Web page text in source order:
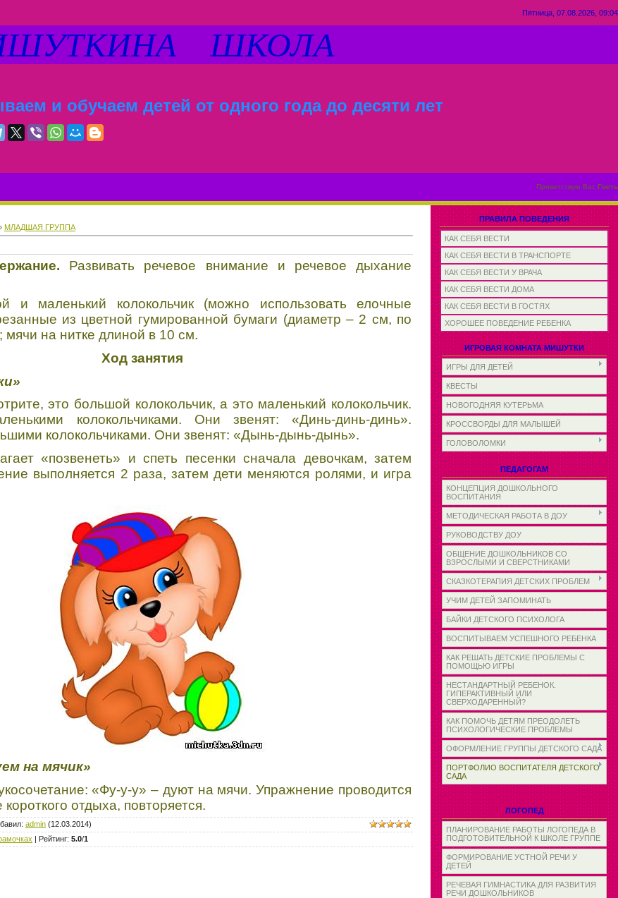
Пятница, 07.08.2026, 09:04
ШКОЛА
и обучаем детей от одного года до десяти лет
Приветствую Вас Гость
МЛАДШАЯ ГРУППА
Развивать речевое внимание и речевое дыхание
и маленький колокольчик (можно использовать елочные
из цветной гумированной бумаги (диаметр – 2 см, по
на нитке длиной в 10 см.
Ход занятия
это большой колокольчик, а это маленький колокольчик.
колокольчиками. Они звенят: «Динь-динь-динь».
колокольчиками. Они звенят: «Дынь-дынь-дынь».
«позвенеть» и спеть песенки сначала девочкам, затем
выполняется 2 раза, затем дети меняются ролями, и игра
на мячик»
«Фу-у-у» – дуют на мячи. Упражнение проводится
отдыха, повторяется.
: admin (12.03.2014)
| Рейтинг: 5.0/1
ПРАВИЛА ПОВЕДЕНИЯ
КАК СЕБЯ ВЕСТИ
КАК СЕБЯ ВЕСТИ В ТРАНСПОРТЕ
КАК СЕБЯ ВЕСТИ У ВРАЧА
КАК СЕБЯ ВЕСТИ ДОМА
КАК СЕБЯ ВЕСТИ В ГОСТЯХ
ХОРОШЕЕ ПОВЕДЕНИЕ РЕБЕНКА
ИГРОВАЯ КОМНАТА МИШУТКИ
ИГРЫ ДЛЯ ДЕТЕЙ
КВЕСТЫ
НОВОГОДНЯЯ КУТЕРЬМА
КРОССВОРДЫ ДЛЯ МАЛЫШЕЙ
ГОЛОВОЛОМКИ
ПЕДАГОГАМ
КОНЦЕПЦИЯ ДОШКОЛЬНОГО
ВОСПИТАНИЯ
МЕТОДИЧЕСКАЯ РАБОТА В ДОУ
РУКОВОДСТВУ ДОУ
ОБЩЕНИЕ ДОШКОЛЬНИКОВ СО
ВЗРОСЛЫМИ И СВЕРСТНИКАМИ
СКАЗКОТЕРАПИЯ ДЕТСКИХ ПРОБЛЕМ
УЧИМ ДЕТЕЙ ЗАПОМИНАТЬ
БАЙКИ ДЕТСКОГО ПСИХОЛОГА
ВОСПИТЫВАЕМ УСПЕШНОГО РЕБЕНКА
КАК РЕШАТЬ ДЕТСКИЕ ПРОБЛЕМЫ С
ПОМОЩЬЮ ИГРЫ
НЕСТАНДАРТНЫЙ РЕБЕНОК.
ГИПЕРАКТИВНЫЙ ИЛИ
СВЕРХОДАРЕННЫЙ?
КАК ПОМОЧЬ ДЕТЯМ ПРЕОДОЛЕТЬ
ПСИХОЛОГИЧЕСКИЕ ПРОБЛЕМЫ
ОФОРМЛЕНИЕ ГРУППЫ ДЕТСКОГО САДА
ПОРТФОЛИО ВОСПИТАТЕЛЯ ДЕТСКОГО
САДА
ЛОГОПЕД
ПЛАНИРОВАНИЕ РАБОТЫ ЛОГОПЕДА В
ПОДГОТОВИТЕЛЬНОЙ К ШКОЛЕ ГРУППЕ
ФОРМИРОВАНИЕ УСТНОЙ РЕЧИ У
ДЕТЕЙ
РЕЧЕВАЯ ГИМНАСТИКА ДЛЯ РАЗВИТИЯ
РЕЧИ ДОШКОЛЬНИКОВ